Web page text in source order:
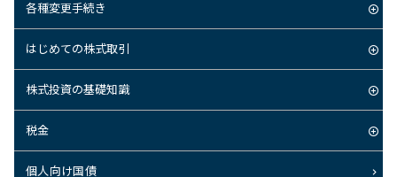
各種変更手続き
はじめての株式取引
株式投資の基礎知識
税金
個人向け国債